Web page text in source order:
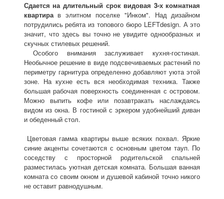
Сдается на длительный сроквидовая 3-х комнатная
квартира в элитном поселке "Инком". Над дизайном
потрудились ребята из топового бюро LEFTdesign. А это
значит, что здесь вы точно не увидите однообразных и
скучных стилевых решений.
Особого внимания заслуживает кухня-гостиная.
Необычное решение в виде подсвечиваемых растений по
периметру гарнитура определенно добавляют уюта этой
зоне. На кухне есть вся необходимая техника. Также
большая рабочая поверхность соединенная с островом.
Можно выпить кофе или позавтракать наслаждаясь
видом из окна. В гостиной с эркером удобнейший диван
и обеденный стол.
Цветовая гамма квартиры выше всяких похвал. Яркие
синие акценты сочетаются с основным цветом тауп. По
соседству с просторной родительской спальней
разместилась уютная детская комната. Большая ванная
комната со своим окном и душевой кабиной точно никого
не оставит равнодушным.